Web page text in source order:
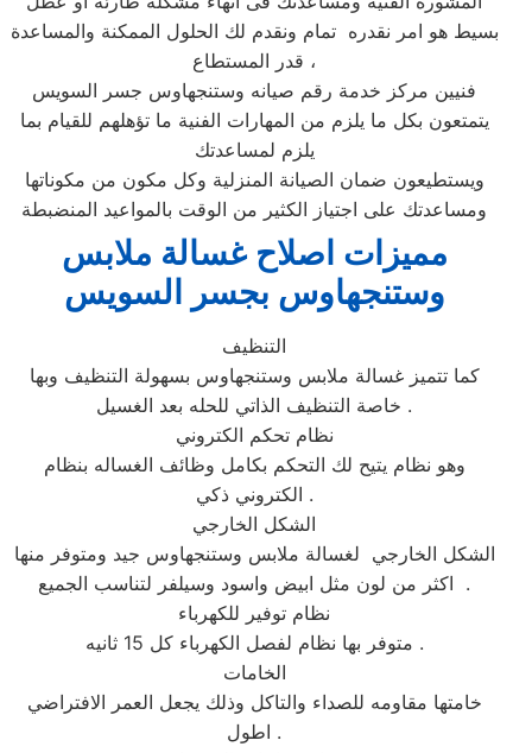
بسيط هو امر نقدره تمام ونقدم لك الحلول الممكنة والمساعدة
قدر المستطاع ،
فنيين مركز خدمة رقم صيانه وستنجهاوس جسر السويس
يتمتعون بكل ما يلزم من المهارات الفنية ما تؤهلهم للقيام بما
يلزم لمساعدتك
ويستطيعون ضمان الصيانة المنزلية وكل مكون من مكوناتها
ومساعدتك على اجتياز الكثير من الوقت بالمواعيد المنضبطة
مميزات اصلاح غسالة ملابس
وستنجهاوس بجسر السويس
التنظيف
كما تتميز غسالة ملابس وستنجهاوس بسهولة التنظيف وبها
خاصة التنظيف الذاتي للحله بعد الغسيل .
نظام تحكم الكتروني
وهو نظام يتيح لك التحكم بكامل وظائف الغساله بنظام
الكتروني ذكي .
الشكل الخارجي
الشكل الخارجي لغسالة ملابس وستنجهاوس جيد ومتوفر منها
اكثر من لون مثل ابيض واسود وسيلفر لتناسب الجميع .
نظام توفير للكهرباء
متوفر بها نظام لفصل الكهرباء كل 15 ثانيه .
الخامات
خامتها مقاومه للصداء والتاكل وذلك يجعل العمر الافتراضي
اطول .